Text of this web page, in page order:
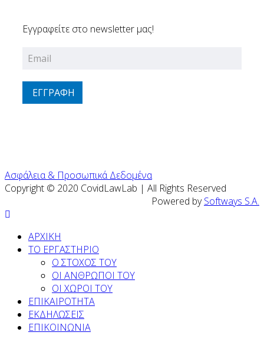
Εγγραφείτε στο newsletter μας!
ΕΓΓΡΑΦΗ
Ασφάλεια & Προσωπικά Δεδομένα
Copyright © 2020 CovidLawLab | All Rights Reserved
Powered bySoftways S.A.
ΑΡΧΙΚΗ
ΤΟ ΕΡΓΑΣΤΗΡΙΟ
Ο ΣΤΟΧΟΣ ΤΟΥ
ΟΙ ΑΝΘΡΩΠΟΙ ΤΟΥ
ΟΙ ΧΩΡΟΙ ΤΟΥ
ΕΠΙΚΑΙΡΟΤΗΤΑ
ΕΚΔΗΛΩΣΕΙΣ
ΕΠΙΚΟΙΝΩΝΙΑ